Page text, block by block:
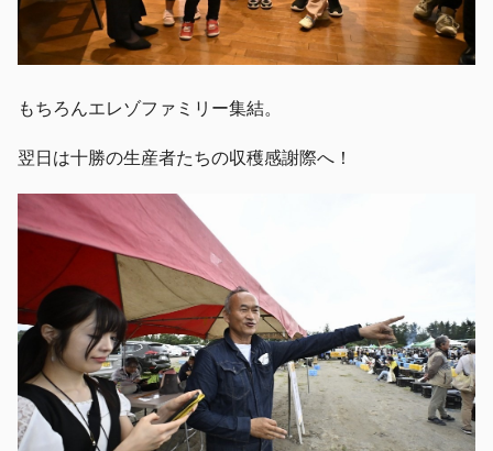
もちろんエレゾファミリー集結。
翌日は十勝の生産者たちの収穫感謝際へ！